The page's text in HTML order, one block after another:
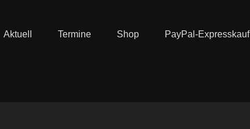
Aktuell Termine Shop PayPal-Expresskauf